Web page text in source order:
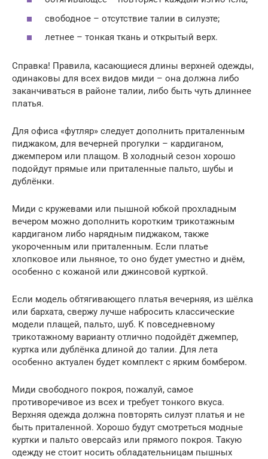
свободное – отсутствие талии в силуэте;
летнее – тонкая ткань и открытый верх.
Справка! Правила, касающиеся длины верхней одежды,
одинаковы для всех видов миди – она должна либо
заканчиваться в районе талии, либо быть чуть длиннее
платья.
Для офиса «футляр» следует дополнить приталенным
пиджаком, для вечерней прогулки – кардиганом,
джемпером или плащом. В холодный сезон хорошо
подойдут прямые или приталенные пальто, шубы и
дублёнки.
Миди с кружевами или пышной юбкой прохладным
вечером можно дополнить коротким трикотажным
кардиганом либо нарядным пиджаком, также
укороченным или приталенным. Если платье
хлопковое или льняное, то оно будет уместно и днём,
особенно с кожаной или джинсовой курткой.
Если модель обтягивающего платья вечерняя, из шёлка
или бархата, свержу лучше набросить классические
модели плащей, пальто, шуб. К повседневному
трикотажному варианту отлично подойдёт джемпер,
куртка или дублёнка длиной до талии. Для лета
особенно актуален будет комплект с ярким бомбером.
Миди свободного покроя, пожалуй, самое
противоречивое из всех и требует тонкого вкуса.
Верхняя одежда должна повторять силуэт платья и не
быть приталенной. Хорошо будут смотреться модные
куртки и пальто оверсайз или прямого покроя. Такую
одежду не стоит носить обладательницам пышных